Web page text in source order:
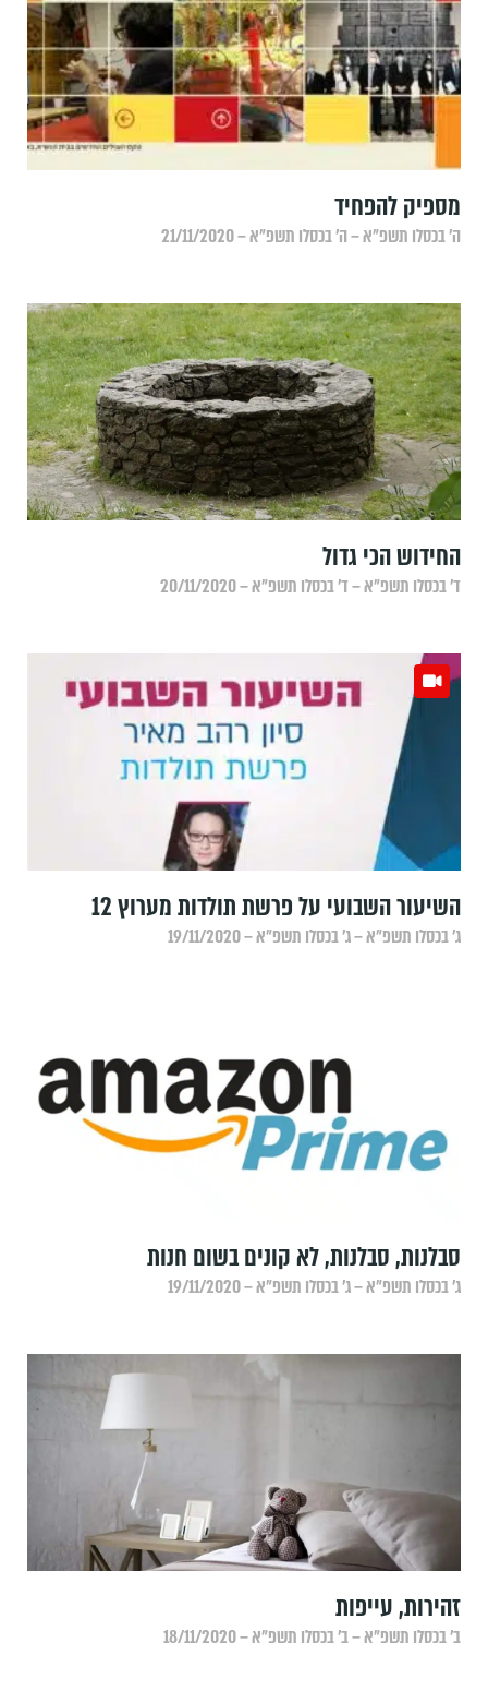
מספיק להפחיד
ה׳ בכסלו תשפ״א – ה׳ בכסלו תשפ״א – 21/11/2020
החידוש הכי גדול
ד׳ בכסלו תשפ״א – ד׳ בכסלו תשפ״א – 20/11/2020
השיעור השבועי על פרשת תולדות מערוץ 12
ג׳ בכסלו תשפ״א – ג׳ בכסלו תשפ״א – 19/11/2020
סבלנות, סבלנות, לא קונים בשום חנות
ג׳ בכסלו תשפ״א – ג׳ בכסלו תשפ״א – 19/11/2020
זהירות, עייפות
ב׳ בכסלו תשפ״א – ב׳ בכסלו תשפ״א – 18/11/2020